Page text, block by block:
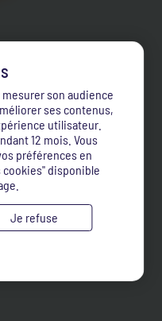
son audience
ses contenus,
utilisateur.
12 mois. Vous
préférences en
cookies" disponible
Je refuse